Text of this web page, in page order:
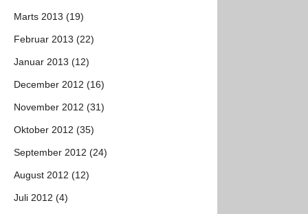
Marts 2013 (19)
Februar 2013 (22)
Januar 2013 (12)
December 2012 (16)
November 2012 (31)
Oktober 2012 (35)
September 2012 (24)
August 2012 (12)
Juli 2012 (4)